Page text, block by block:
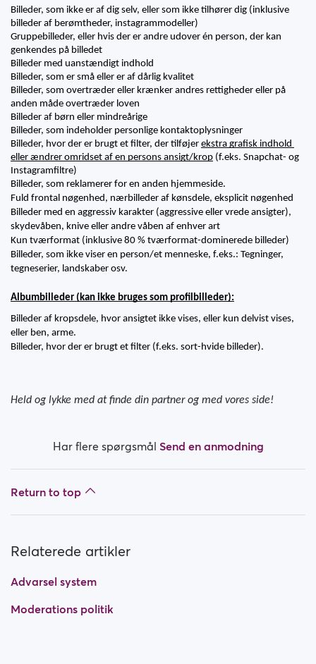
Billeder, som ikke er af dig selv, eller som ikke tilhører dig (inklusive
billeder af berømtheder, instagrammodeller)
Gruppebilleder, eller hvis der er andre udover én person, der kan
genkendes på billedet
Billeder med uanstændigt indhold
Billeder, som er små eller er af dårlig kvalitet
Billeder, som overtræder eller krænker andres rettigheder eller på
anden måde overtræder loven
Billeder af børn eller mindreårige
Billeder, som indeholder personlige kontaktoplysninger
Billeder, hvor der er brugt et filter, der tilføjer ekstra grafisk indhold
eller ændrer omridset af en persons ansigt/krop (f.eks. Snapchat- og
Instagramfiltre)
Billeder, som reklamerer for en anden hjemmeside.
Fuld frontal nøgenhed, nærbilleder af kønsdele, eksplicit nøgenhed
Billeder med en aggressiv karakter (aggressive eller vrede ansigter),
skydevåben, knive eller andre våben af enhver art
Kun tværformat (inklusive 80 % tværformat-dominerede billeder)
Billeder, som ikke viser en person/et menneske, f.eks.: Tegninger,
tegneserier, landskaber osv.
Albumbilleder (kan ikke bruges som profilbilleder):
Billeder af kropsdele, hvor ansigtet ikke vises, eller kun delvist vises,
eller ben, arme.
Billeder, hvor der er brugt et filter (f.eks. sort-hvide billeder).
Held og lykke med at finde din partner og med vores side!
Har flere spørgsmål Send en anmodning
Return to top
Relaterede artikler
Advarsel system
Moderations politik